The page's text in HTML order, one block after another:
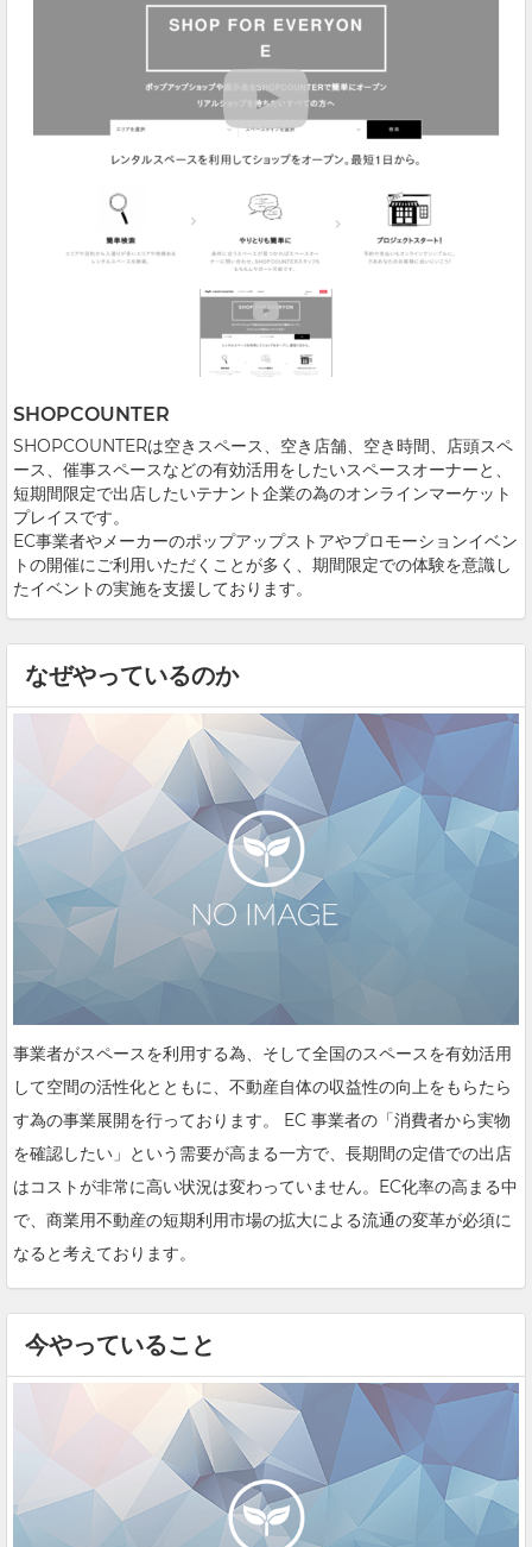
SHOPCOUNTER
SHOPCOUNTERは空きスペース、空き店舗、空き時間、店頭スペ
ース、催事スペースなどの有効活用をしたいスペースオーナーと、
短期間限定で出店したいテナント企業の為のオンラインマーケット
プレイスです。
EC事業者やメーカーのポップアップストアやプロモーションイベン
トの開催にご利用いただくことが多く、期間限定での体験を意識し
たイベントの実施を支援しております。
なぜやっているのか
事業者がスペースを利用する為、そして全国のスペースを有効活用
して空間の活性化とともに、不動産自体の収益性の向上をもらたら
す為の事業展開を行っております。 EC 事業者の「消費者から実物
を確認したい」という需要が高まる一方で、長期間の定借での出店
はコストが非常に高い状況は変わっていません。EC化率の高まる中
で、商業用不動産の短期利用市場の拡大による流通の変革が必須に
なると考えております。
今やっていること